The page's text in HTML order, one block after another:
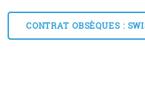
CONTRAT OBSÈQUES :